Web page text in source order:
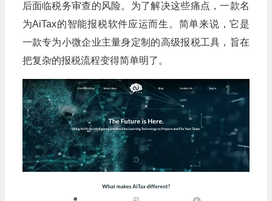
后面临税务审查的风险。为了解决这些痛点，一款名
为AiTax的智能报税软件应运而生。简单来说，它是
一款专为小微企业主量身定制的高级报税工具，旨在
把复杂的报税流程变得简单明了。